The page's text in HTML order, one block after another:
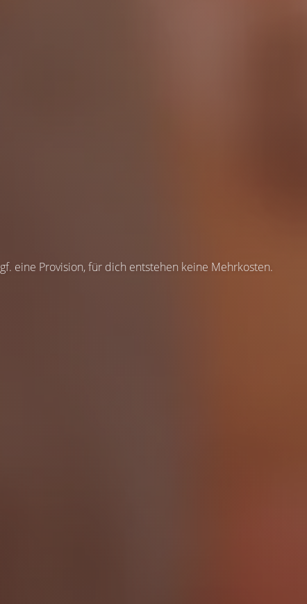
eine Provision, für dich entstehen keine Mehrkosten.